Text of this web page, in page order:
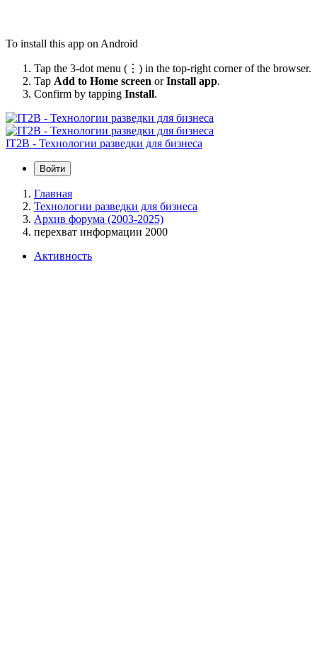
To install this app on Android
Tap the 3-dot menu (⋮) in the top-right corner of the browser.
Tap Add to Home screen orInstall app.
Confirm by tapping Install.
IT2B - Технологии разведки для бизнеса
Войти
Главная
Технологии разведки для бизнеса
Архив форума (2003-2025)
перехват информации 2000
Активность